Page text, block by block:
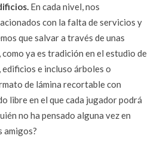
En cada nivel, nos
con la falta de servicios y
que salvar a través de unas
ya es tradición en el estudio de
edificios e incluso árboles o
de lámina recortable con
libre en el que cada jugador podrá
no ha pensado alguna vez en
amigos?